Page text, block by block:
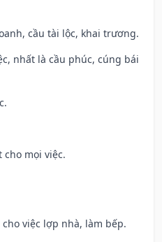
cầu tài lộc, khai trương.
nhất là cầu phúc, cúng bái
cho mọi việc.
cho việc lợp nhà, làm bếp.